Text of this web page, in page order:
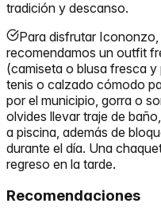
tradición y descanso.
Para disfrutar
recomendamos un outfit
(camiseta o blusa fresca
tenis o calzado cómodo
por el municipio, gorra o
olvides llevar traje de
a piscina, además de
durante el día. Una
regreso en la tarde.
Recomendaciones